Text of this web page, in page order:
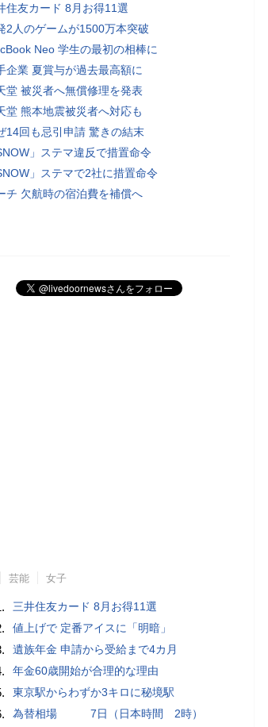
住友カード 8月お得11選
2人のゲームが1500万本突破
Neo 学生の最初の相棒に
企業 夏賞与が過去最高額に
堂 被災者へ無償修理を発表
堂 熊本地震被災者へ対応も
14回も忌引申請 驚きの結末
」ステマ違反で措置命令
」ステマで2社に措置命令
チ 欠航時の宿泊費を補償へ
芸能 女子
三井住友カード 8月お得11選
値上げで 定番アイスに「明暗」
遺族年金 申請から受給まで4カ月
年金60歳開始が合理的な理由
東京駅からわずか3キロに秘境駅
為替相場 7日（日本時間 2時）